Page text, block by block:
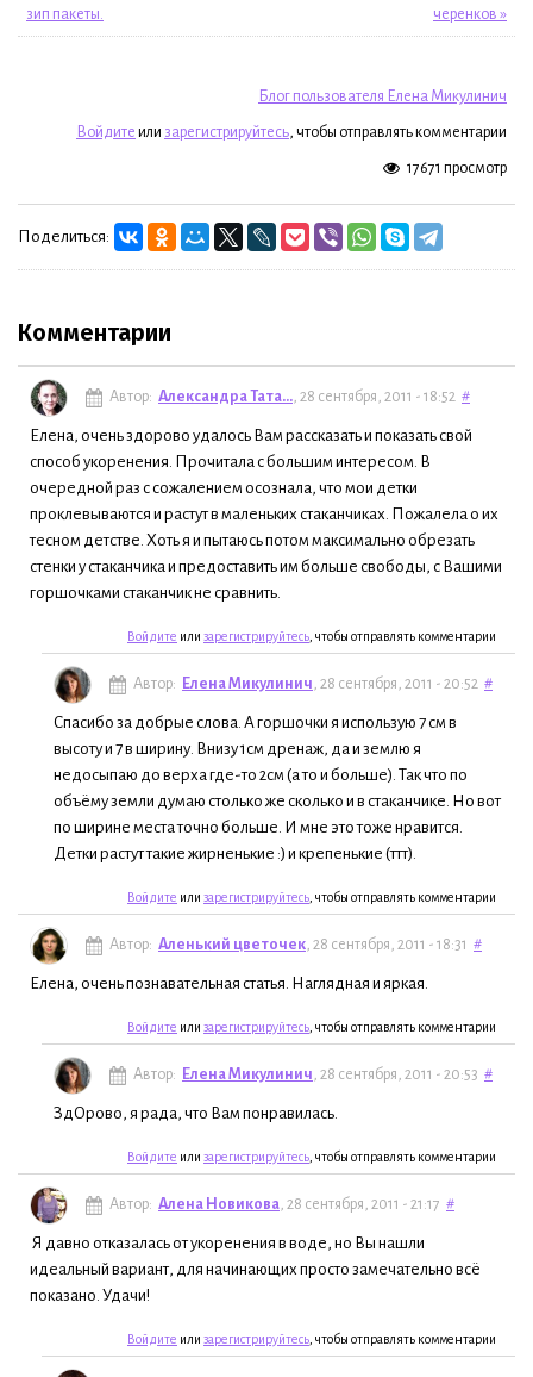
зип пакеты.
черенков »
Блог пользователя Елена Микулинич
Войдите или зарегистрируйтесь, чтобы отправлять комментарии
17671 просмотр
Поделиться:
Комментарии
Автор: Александра Тата..., 28 сентября, 2011 - 18:52 #
Елена, очень здорово удалось Вам рассказать и показать свой
способ укоренения. Прочитала с большим интересом. В
очередной раз с сожалением осознала, что мои детки
проклевываются и растут в маленьких стаканчиках. Пожалела о их
тесном детстве. Хоть я и пытаюсь потом максимально обрезать
стенки у стаканчика и предоставить им больше свободы, с Вашими
горшочками стаканчик не сравнить.
Войдите или зарегистрируйтесь , чтобы отправлять комментарии
Автор: Елена Микулинич, 28 сентября, 2011 - 20:52 #
Спасибо за добрые слова. А горшочки я использую 7 см в
высоту и 7 в ширину. Внизу 1см дренаж, да и землю я
недосыпаю до верха где-то 2см (а то и больше). Так что по
объёму земли думаю столько же сколько и в стаканчике. Но вот
по ширине места точно больше. И мне это тоже нравится.
Детки растут такие жирненькие :) и крепенькие (ттт).
Войдите или зарегистрируйтесь , чтобы отправлять комментарии
Автор: Аленький цветочек, 28 сентября, 2011 - 18:31 #
Елена, очень познавательная статья. Наглядная и яркая.
Войдите или зарегистрируйтесь , чтобы отправлять комментарии
Автор: Елена Микулинич, 28 сентября, 2011 - 20:53 #
ЗдОрово, я рада, что Вам понравилась.
Войдите или зарегистрируйтесь , чтобы отправлять комментарии
Автор: Алена Новикова, 28 сентября, 2011 - 21:17 #
Я давно отказалась от укоренения в воде, но Вы нашли
идеальный вариант, для начинающих просто замечательно всё
показано. Удачи!
Войдите или зарегистрируйтесь , чтобы отправлять комментарии